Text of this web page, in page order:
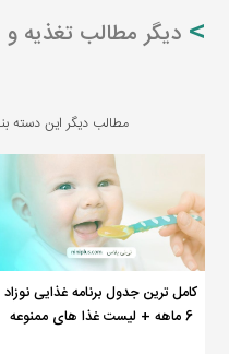
دیگر مطالب تغذیه و
مطالب دیگر این دسته
کامل ترین جدول برنامه غذایی نوزاد
6 ماهه + لیست غذا های ممنوعه